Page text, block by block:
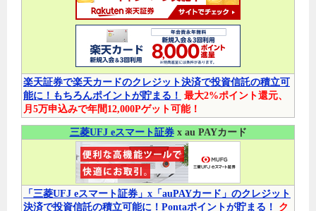
楽天証券で楽天カードのクレジット決済で投資信託の積立可
能に！もちろんポイントが貯まる！ 最大2%ポイント還元、
月5万申込みで年間12,000Pゲット可能！
三菱UFJ eスマート証券x au PAYカード
「三菱UFJ eスマート証券」x「auPAYカード」のクレジット
決済で投資信託の積立可能に！Pontaポイントが貯まる！
ク